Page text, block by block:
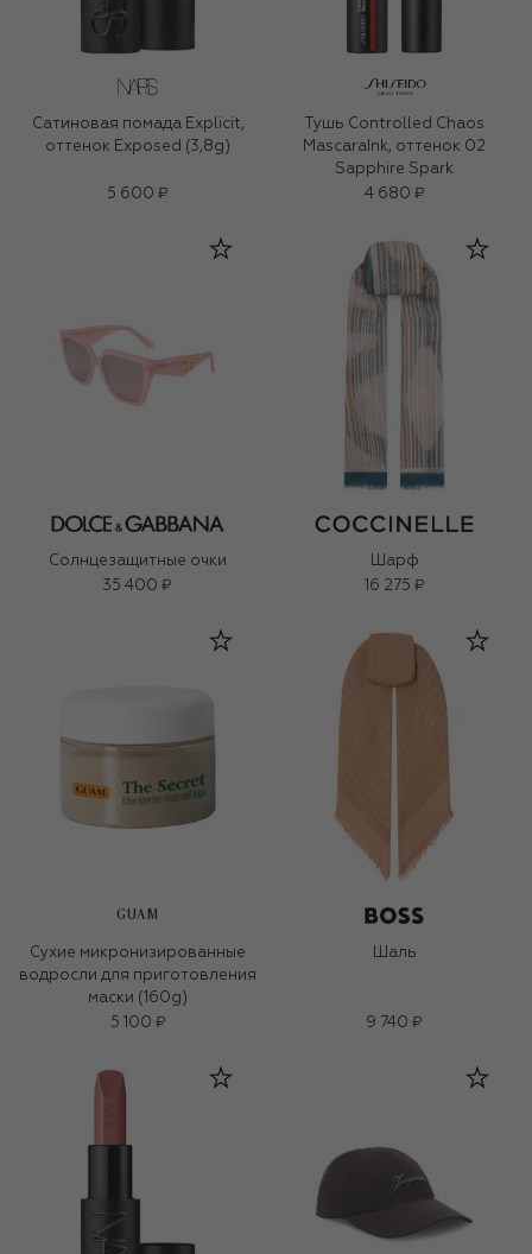
Сатиновая помада Explicit,
оттенок Exposed (3,8g)
5 600 ₽
Тушь Controlled Chaos
MascaraInk, оттенок 02
Sapphire Spark
4 680 ₽
Солнцезащитные очки
35 400 ₽
Шарф
16 275 ₽
GUAM
Сухие микронизированные
водросли для приготовления
маски (160g)
5 100 ₽
Шаль
9 740 ₽